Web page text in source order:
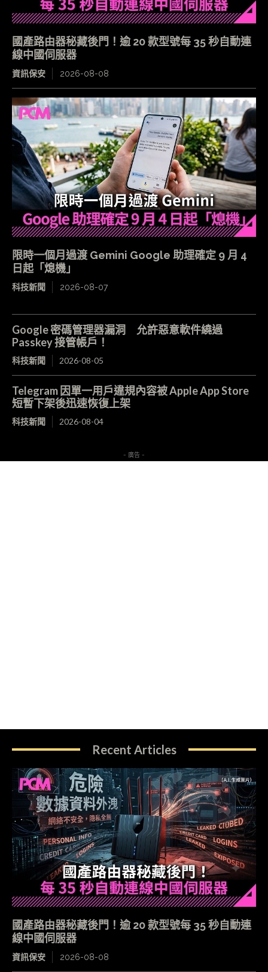
國產路由器秘藏後門！逾 20 款型號每 35 秒自動連
線中國伺服器
資訊保安 2026-08-08
限時一個月過渡 Gemini Google 助理確定 9 月 4
日起「熄機」
科技新聞 2026-08-07
Google 密碼管理器漏洞 允許惡意軟件繞過
Passkey 接管帳戶！
科技新聞 2026-08-05
Telegram 因單一用戶違規內容被 Apple App Store
短暫下架後迅速恢復上架
科技新聞 2026-08-04
- 廣告 -
Recent Articles
國產路由器秘藏後門！逾 20 款型號每 35 秒自動連
線中國伺服器
資訊保安 2026-08-08